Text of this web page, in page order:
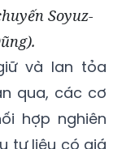
Soyuz-
và lan tỏa
qua, các cơ
hợp nghiên
tư liệu có giá